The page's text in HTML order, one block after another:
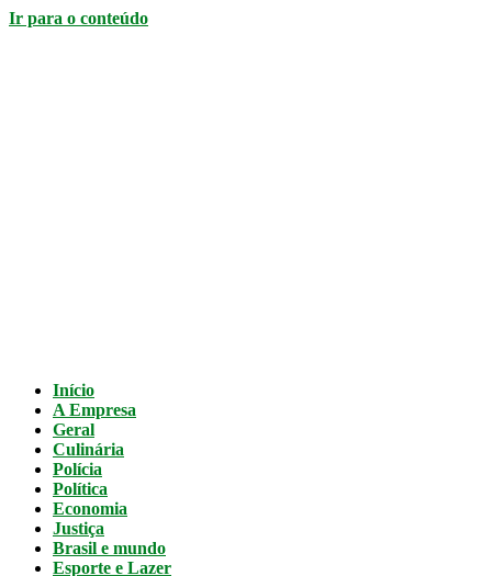
Ir para o conteúdo
Início
A Empresa
Geral
Culinária
Polícia
Política
Economia
Justiça
Brasil e mundo
Esporte e Lazer